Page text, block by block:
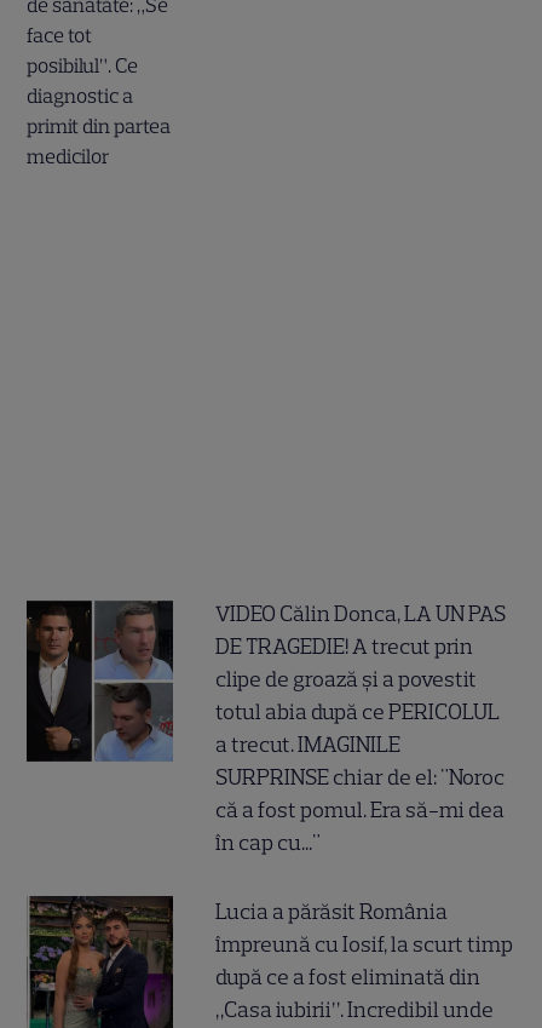
VIDEO Călin Donca, LA UN PAS
DE TRAGEDIE! A trecut prin
clipe de groază și a povestit
totul abia după ce PERICOLUL
a trecut. IMAGINILE
SURPRINSE chiar de el: "Noroc
că a fost pomul. Era să-mi dea
în cap cu..."
Lucia a părăsit România
împreună cu Iosif, la scurt timp
după ce a fost eliminată din
„Casa iubirii”. Incredibil unde